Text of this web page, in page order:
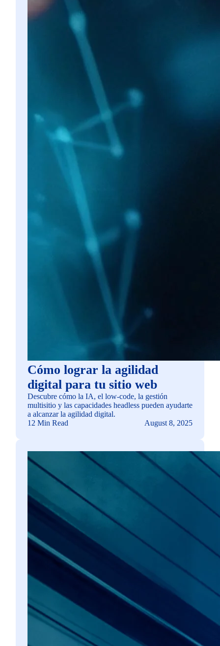
Cómo lograr la agilidad
digital para tu sitio web
Descubre cómo la IA, el low-code, la gestión
multisitio y las capacidades headless pueden ayudarte
a alcanzar la agilidad digital.
12 Min Read
August 8, 2025